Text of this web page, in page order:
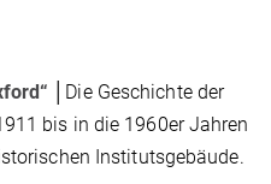
│Die Geschichte der
bis in die 1960er Jahren
Institutsgebäude.